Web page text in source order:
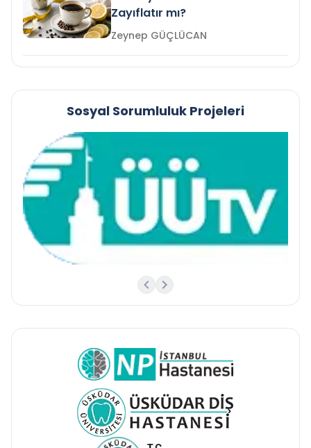
Zayıflatır mı?
Zeynep GÜÇLÜCAN
Sosyal Sorumluluk Projeleri